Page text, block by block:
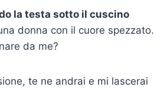
la testa sotto il cuscino
donna con il cuore spezzato.
da me?
te ne andrai e mi lascerai